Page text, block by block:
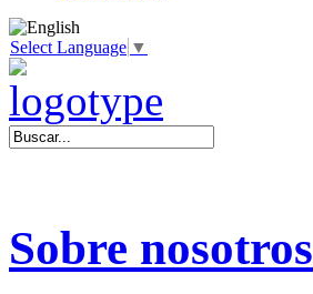
Select Language ▼
Sobre nosotros